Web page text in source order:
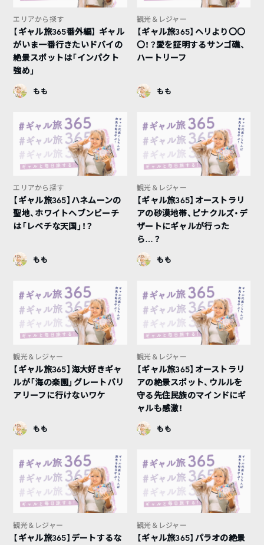
エリアから探す
【ギャル旅365番外編】 ギャル
がいま一番行きたいドバイの
絶景スポットは「インパクト
強め」
もも
観光＆レジャー
【ギャル旅365】ヘリより〇〇
〇！？愛を証明するサンゴ礁、
ハートリーフ
もも
エリアから探す
【ギャル旅365】ハネムーンの
聖地、ホワイトヘブンビーチ
は「レベチな天国」！？
もも
観光＆レジャー
【ギャル旅365】オーストラリ
アの砂漠地帯、ピナクルズ・デ
ザートにギャルが行った
ら…？
もも
観光＆レジャー
【ギャル旅365】海大好きギャ
ルが「海の楽園」グレートバリ
アリーフに行けないワケ
もも
観光＆レジャー
【ギャル旅365】オーストラリ
アの絶景スポット、ウルルを
守る先住民族のマインドにギ
ャルも感激！
もも
観光＆レジャー
【ギャル旅365】デートするな
観光＆レジャー
【ギャル旅365】パラオの絶景